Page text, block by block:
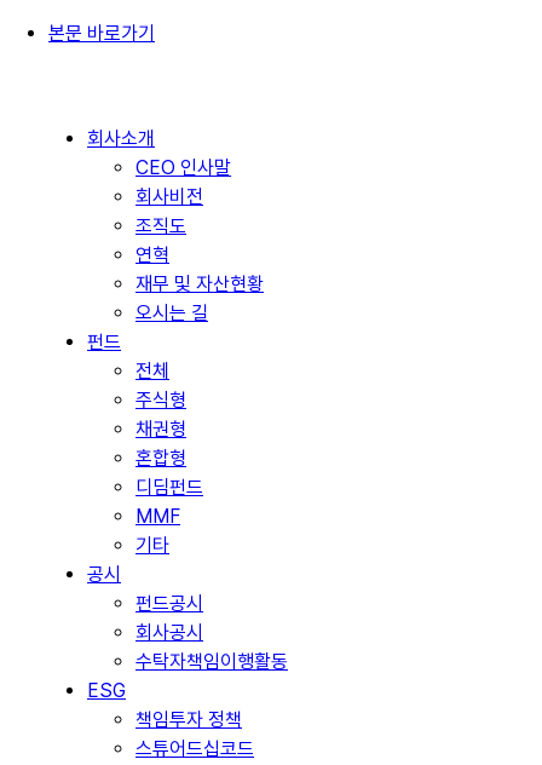
본문 바로가기
회사소개
CEO 인사말
회사비전
조직도
연혁
재무 및 자산현황
오시는 길
펀드
전체
주식형
채권형
혼합형
디딤펀드
MMF
기타
공시
펀드공시
회사공시
수탁자책임이행활동
ESG
책임투자 정책
스튜어드십코드